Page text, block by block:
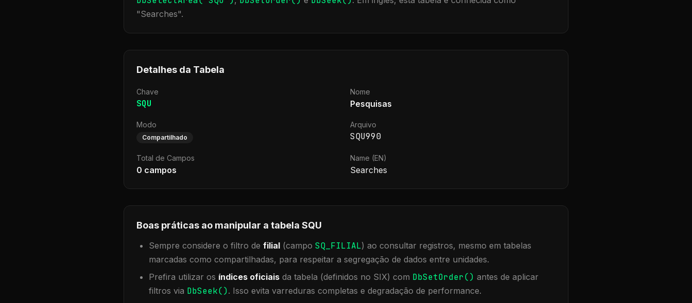
"Searches".
Detalhes da Tabela
Chave
SQU
Nome
Pesquisas
Modo
Compartilhado
Arquivo
SQU990
Total de Campos
0 campos
Name (EN)
Searches
Boas práticas ao manipular a tabela SQU
Sempre considere o filtro de filial (campo SQ_FILIAL) ao consultar registros, mesmo em tabelas
marcadas como compartilhadas, para respeitar a segregação de dados entre unidades.
Prefira utilizar os índices oficiais da tabela (definidos no SIX) com DbSetOrder() antes de aplicar
filtros via DbSeek(). Isso evita varreduras completas e degradação de performance.